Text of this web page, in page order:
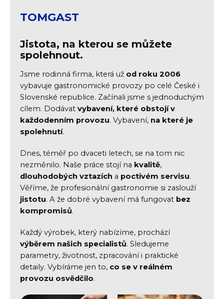
TOMGAST
Jistota, na kterou se můžete
spolehnout.
Jsme rodinná firma, která už od roku 2006
vybavuje gastronomické provozy po celé České i
Slovenské republice. Začínali jsme s jednoduchým
cílem. Dodávat vybavení, které obstojí v
každodenním provozu. Vybavení, na které je
spolehnutí.
Dnes, téměř po dvaceti letech, se na tom nic
nezměnilo. Naše práce stojí na kvalitě,
dlouhodobých vztazích a poctivém servisu.
Věříme, že profesionální gastronomie si zaslouží
jistotu. A že dobré vybavení má fungovat bez
kompromisů.
Každý výrobek, který nabízíme, prochází
výběrem našich specialistů. Sledujeme
parametry, životnost, zpracování i praktické
detaily. Vybíráme jen to, co se v reálném
provozu osvědčilo.